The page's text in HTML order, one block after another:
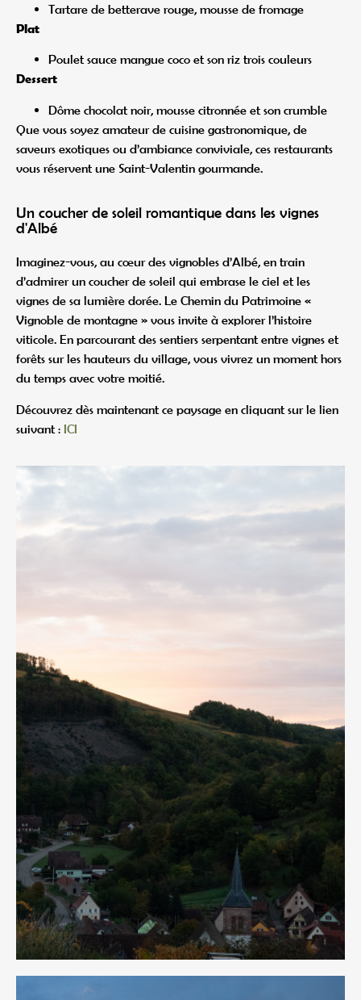
Tartare de betterave rouge, mousse de fromage
Plat
Poulet sauce mangue coco et son riz trois couleurs
Dessert
Dôme chocolat noir, mousse citronnée et son crumble
Que vous soyez amateur de cuisine gastronomique, de
saveurs exotiques ou d’ambiance conviviale, ces restaurants
vous réservent une Saint-Valentin gourmande.
Un coucher de soleil romantique dans les vignes
d'Albé
Imaginez-vous, au cœur des vignobles d’Albé, en train
d’admirer un coucher de soleil qui embrase le ciel et les
vignes de sa lumière dorée. Le Chemin du Patrimoine «
Vignoble de montagne » vous invite à explorer l’histoire
viticole. En parcourant des sentiers serpentant entre vignes et
forêts sur les hauteurs du village, vous vivrez un moment hors
du temps avec votre moitié.
Découvrez dès maintenant ce paysage en cliquant sur le lien
suivant : ICI